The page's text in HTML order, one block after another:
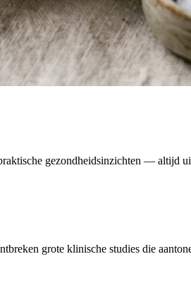
gezondheidsinzichten — altijd
grote klinische studies die